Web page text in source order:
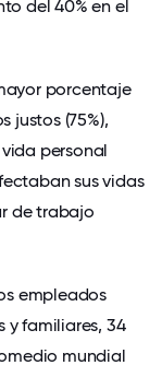
del 40% en el
porcentaje
justos (75%),
personal
sus vidas
de trabajo
empleados
y familiares, 34
mundial